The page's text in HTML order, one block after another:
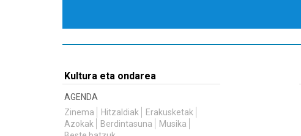
Kultura eta ondarea
AGENDA
Zinema
Hitzaldiak
Erakusketak
Azokak
Berdintasuna
Musika